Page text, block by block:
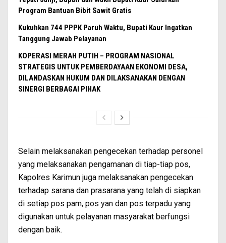
Program Bantuan Bibit Sawit Gratis
Kukuhkan 744 PPPK Paruh Waktu, Bupati Kaur Ingatkan
Tanggung Jawab Pelayanan
KOPERASI MERAH PUTIH – PROGRAM NASIONAL
STRATEGIS UNTUK PEMBERDAYAAN EKONOMI DESA,
DILANDASKAN HUKUM DAN DILAKSANAKAN DENGAN
SINERGI BERBAGAI PIHAK
Selain melaksanakan pengecekan terhadap personel
yang melaksanakan pengamanan di tiap-tiap pos,
Kapolres Karimun juga melaksanakan pengecekan
terhadap sarana dan prasarana yang telah di siapkan
di setiap pos pam, pos yan dan pos terpadu yang
digunakan untuk pelayanan masyarakat berfungsi
dengan baik.